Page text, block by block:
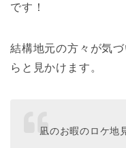
です！
結構地元の方々が気
らと見かけます。
凪のお暇のロケ地